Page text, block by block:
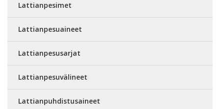
Lattianpesimet
Lattianpesuaineet
Lattianpesusarjat
Lattianpesuvälineet
Lattianpuhdistusaineet